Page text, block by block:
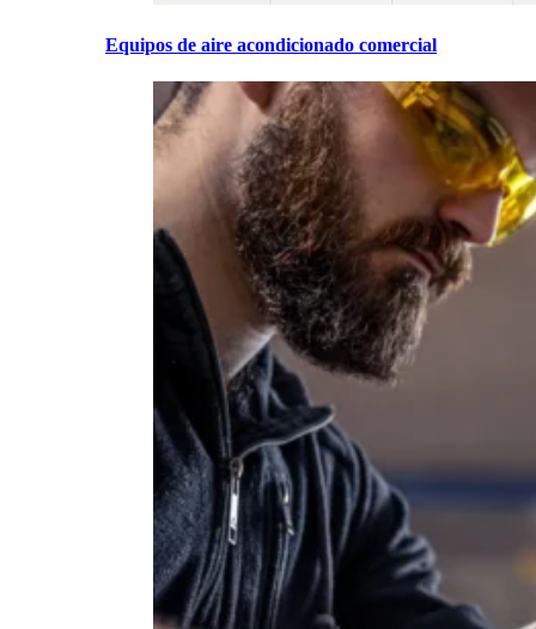
Equipos de aire acondicionado comercial